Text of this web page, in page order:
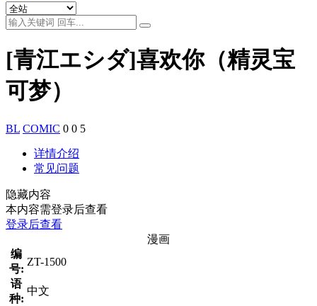
[青江エシダ]喜欢你（精灵宝
可梦）
BL COMIC 0 0 5
详情介绍
常见问题
隐藏内容
本内容需登录后查看
登录后查看
漫画
编
号:
ZT-1500
语
种:
中文